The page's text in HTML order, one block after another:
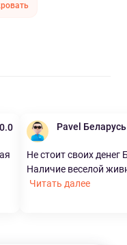
Pavel Беларусь
Не стоит своих денег
Наличие веселой
Читать далее